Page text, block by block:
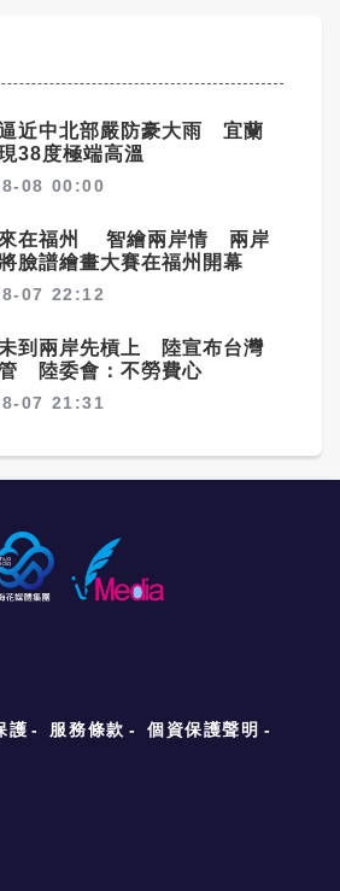
近中北部嚴防豪大雨 宜蘭
38度極端高溫
08 00:00
來在福州 智繪兩岸情 兩岸
臉譜繪畫大賽在福州開幕
07 22:12
到兩岸先槓上 陸宣布台灣
陸委會：不勞費心
07 21:31
護 服務條款
個資保護聲明